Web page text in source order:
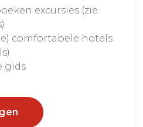
excursies (zie
comfortabele hotels
gids